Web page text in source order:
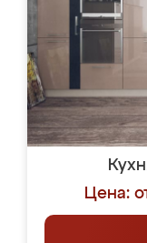
Цена: